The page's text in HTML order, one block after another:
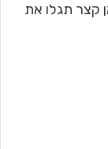
קצר תגלו את